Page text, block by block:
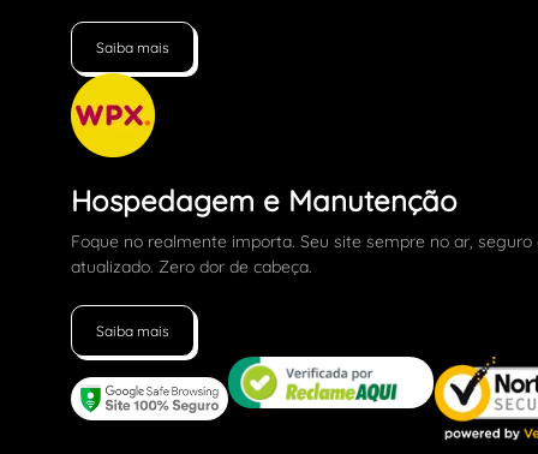
Saiba mais
Hospedagem e Manutenção
Foque no realmente importa. Seu site sempre no ar, seguro
atualizado. Zero dor de cabeça.
Saiba mais